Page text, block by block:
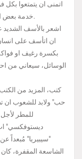
اتمنى ان يتمتعوا بكل
خدمة بعض الطبقات وعبيداً للمنظمات الاجتماعية المُرعبة.
اشعر بالأسف الشديد
ان اتأسف على
بكسرة رغيف او
الوسائل، سيعاني من
كتب، المزيد من
حب" ولابد للشعوب ان
للمطر لأجل
ديستوفكسي" اب
"سيبيريا" مُبعداً
الشاسعة المقفرة، كان